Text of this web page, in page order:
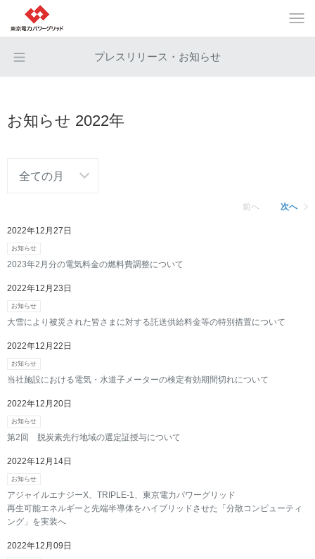
プレスリリース・お知らせ
お知らせ 2022年
前へ 次へ
2022年12月27日
お知らせ
2023年2月分の電気料金の燃料費調整について
2022年12月23日
お知らせ
大雪により被災された皆さまに対する託送供給料金等の特別措置について
2022年12月22日
お知らせ
当社施設における電気・水道子メーターの検定有効期間切れについて
2022年12月20日
お知らせ
第2回 脱炭素先行地域の選定証授与について
2022年12月14日
お知らせ
アジャイルエナジーX、TRIPLE-1、東京電⼒パワーグリッド
再⽣可能エネルギーと先端半導体をハイブリッドさせた「分散コンピューティ
ング」を実装へ
2022年12月09日